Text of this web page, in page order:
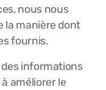
nous nous
la manière dont
fournis.
informations
améliorer le